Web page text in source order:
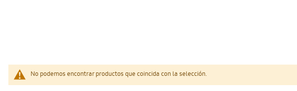
No podemos encontrar productos que coincida con la selección.